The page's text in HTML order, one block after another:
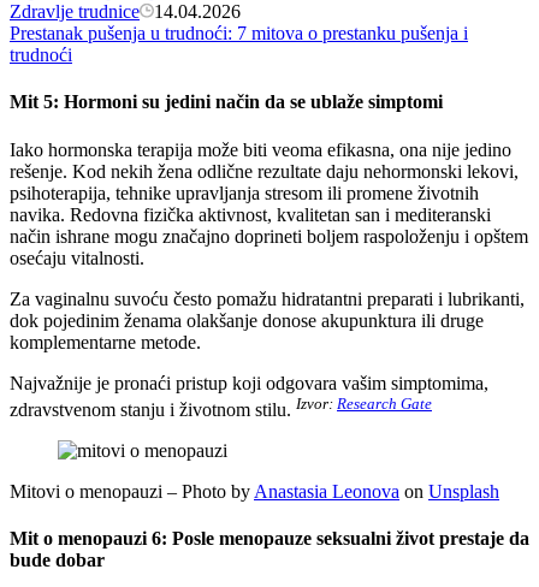
Zdravlje trudnice
14.04.2026
Prestanak pušenja u trudnoći: 7 mitova o prestanku pušenja i
trudnoći
Mit 5: Hormoni su jedini način da se ublaže simptomi
Iako hormonska terapija može biti veoma efikasna, ona nije jedino
rešenje. Kod nekih žena odlične rezultate daju nehormonski lekovi,
psihoterapija, tehnike upravljanja stresom ili promene životnih
navika. Redovna fizička aktivnost, kvalitetan san i mediteranski
način ishrane mogu značajno doprineti boljem raspoloženju i opštem
osećaju vitalnosti.
Za vaginalnu suvoću često pomažu hidratantni preparati i lubrikanti,
dok pojedinim ženama olakšanje donose akupunktura ili druge
komplementarne metode.
Najvažnije je pronaći pristup koji odgovara vašim simptomima,
zdravstvenom stanju i životnom stilu. Izvor: Research Gate
Mitovi o menopauzi – Photo by Anastasia Leonova on Unsplash
Mit o menopauzi 6: Posle menopauze seksualni život prestaje da
bude dobar